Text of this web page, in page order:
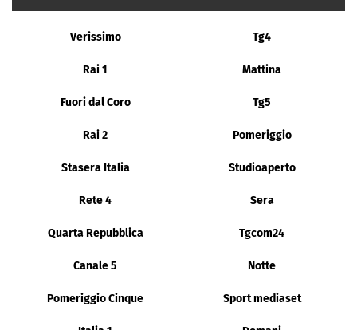
Verissimo Tg4
Rai 1 Mattina
Fuori dal Coro Tg5
Rai 2 Pomeriggio
Stasera Italia Studioaperto
Rete 4 Sera
Quarta Repubblica Tgcom24
Canale 5 Notte
Pomeriggio Cinque Sport mediaset